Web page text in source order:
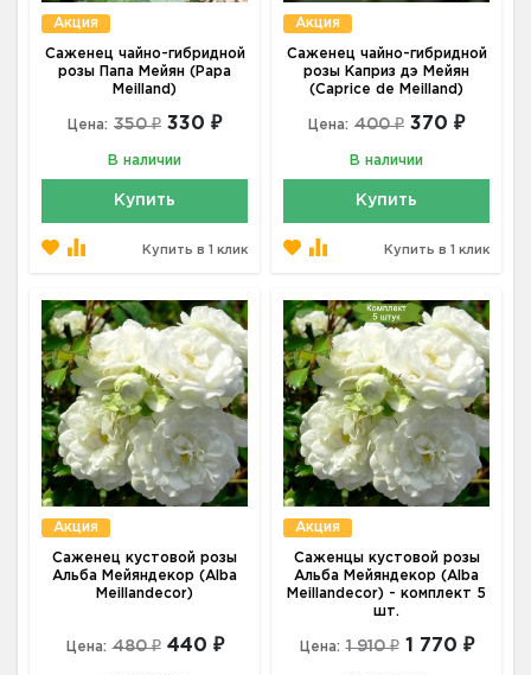
Акция
Саженец чайно-гибридной
розы Папа Мейян (Papa
Meilland)
Цена: 350 ₽ 330 ₽
В наличии
Купить
Купить в 1 клик
Акция
Саженец чайно-гибридной
розы Каприз дэ Мейян
(Caprice de Meilland)
Цена: 400 ₽ 370 ₽
В наличии
Купить
Купить в 1 клик
Акция
Саженец кустовой розы
Альба Мейяндекор (Alba
Meillandecor)
Цена: 480 ₽ 440 ₽
Акция
Саженцы кустовой розы
Альба Мейяндекор (Alba
Meillandecor) - комплект 5
шт.
Цена: 1 910 ₽ 1 770 ₽